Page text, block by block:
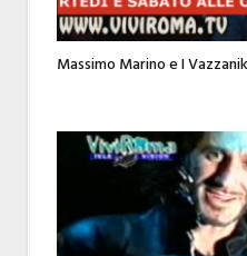
Massimo Marino e I